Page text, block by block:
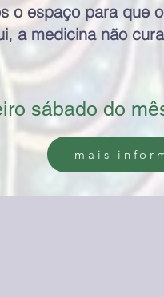
o espaço para que
a medicina não
sábado do
mais